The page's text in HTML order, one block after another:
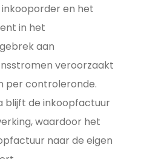
en het
in het
aan
veroorzaakt
per controleronde.
blijft de inkoopfactuur
waardoor het
naar de eigen